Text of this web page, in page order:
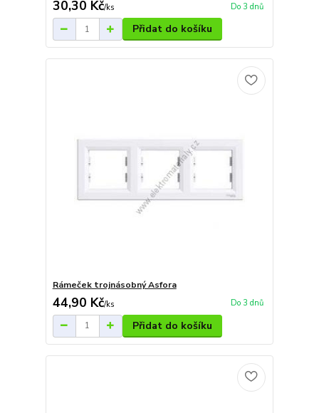
30,30 Kč/ks Do 3 dnů
Přidat do košíku
Rámeček trojnásobný Asfora
44,90 Kč/ks Do 3 dnů
Přidat do košíku